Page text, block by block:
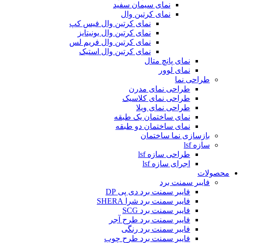
نمای سیمان سفید
نمای کرتین وال
نمای کرتین وال فیس کپ
نمای کرتین وال یونیتایز
نمای کرتین وال فریم لس
نمای کرتین وال استیک
نمای پانچ متال
نمای لوور
طراحی نما
طراحی نمای مدرن
طراحی نمای کلاسیک
طراحی نمای ویلا
نمای ساختمان یک طبقه
نمای ساختمان دو طبقه
بازسازی نما ساختمان
سازه lsf
طراحی سازه lsf
اجرای سازه lsf
محصولات
فایبر سمنت برد
فایبر سمنت برد دی پی DP
فایبر سمنت برد شرا SHERA
فایبر سمنت برد SCG
فایبر سمنت برد طرح آجر
فایبر سمنت برد رنگی
فایبر سمنت برد طرح چوب